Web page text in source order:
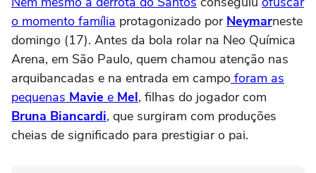
o momento família protagonizado por Neymarneste
domingo (17). Antes da bola rolar na Neo Química
Arena, em São Paulo, quem chamou atenção nas
arquibancadas e na entrada em campo foram as
pequenas Mavie e Mel, filhas do jogador com
Bruna Biancardi, que surgiram com produções
cheias de significado para prestigiar o pai.